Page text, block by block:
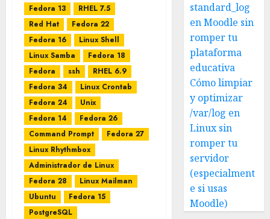
Fedora 13
RHEL 7.5
Red Hat
Fedora 22
Fedora 16
Linux Shell
Linux Samba
Fedora 18
Fedora
ssh
RHEL 6.9
Fedora 34
Linux Crontab
Fedora 24
Unix
Fedora 14
Fedora 26
Command Prompt
Fedora 27
Linux Rhythmbox
Administrador de Linux
Fedora 28
Linux Mailman
Ubuntu
Fedora 15
PostgreSQL
standard_log
en Moodle sin
romper tu
plataforma
educativa
Cómo limpiar
y optimizar
/var/log en
Linux sin
romper tu
servidor
(especialment
e si usas
Moodle)